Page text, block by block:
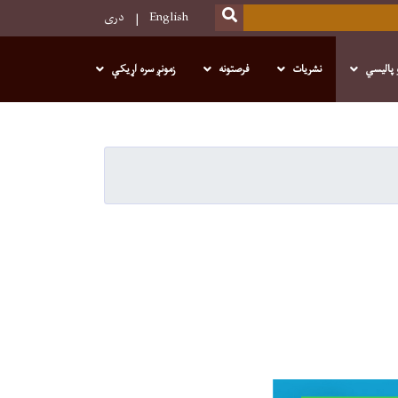
SEARCH
English دری
پالیسي نشریات فرصتونه زمونږ سره اړیکې